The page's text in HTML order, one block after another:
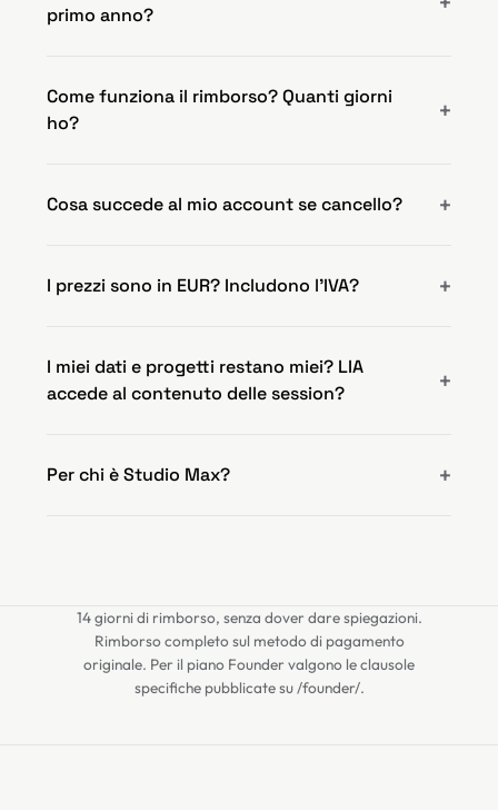
primo anno?
Come funziona il rimborso? Quanti giorni
ho?
Cosa succede al mio account se cancello?
I prezzi sono in EUR? Includono l'IVA?
I miei dati e progetti restano miei? LIA
accede al contenuto delle session?
Per chi è Studio Max?
14 giorni di rimborso, senza dover dare spiegazioni.
Rimborso completo sul metodo di pagamento
originale. Per il piano Founder valgono le clausole
specifiche pubblicate su /founder/.